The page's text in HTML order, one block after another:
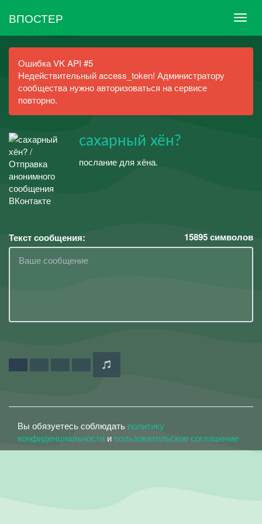
ВПОСТЕР
Ошибка VK API #5
Недействительный access_token! Администратору
сообщества нужно авторизоваться на сервисе
повторно.
сахарный хён?
послание для хёна.
Текст сообщения: 15895символов
Вы обязуетесь соблюдать политику
конфиденциальности и пользовательское соглашение